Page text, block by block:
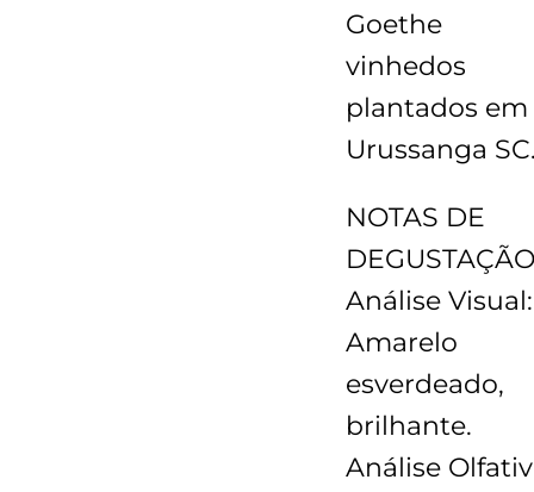
Goethe
vinhedos
plantados em
Urussanga
NOTAS DE
Análise Visual:
Amarelo
esverdeado,
brilhante.
Análise